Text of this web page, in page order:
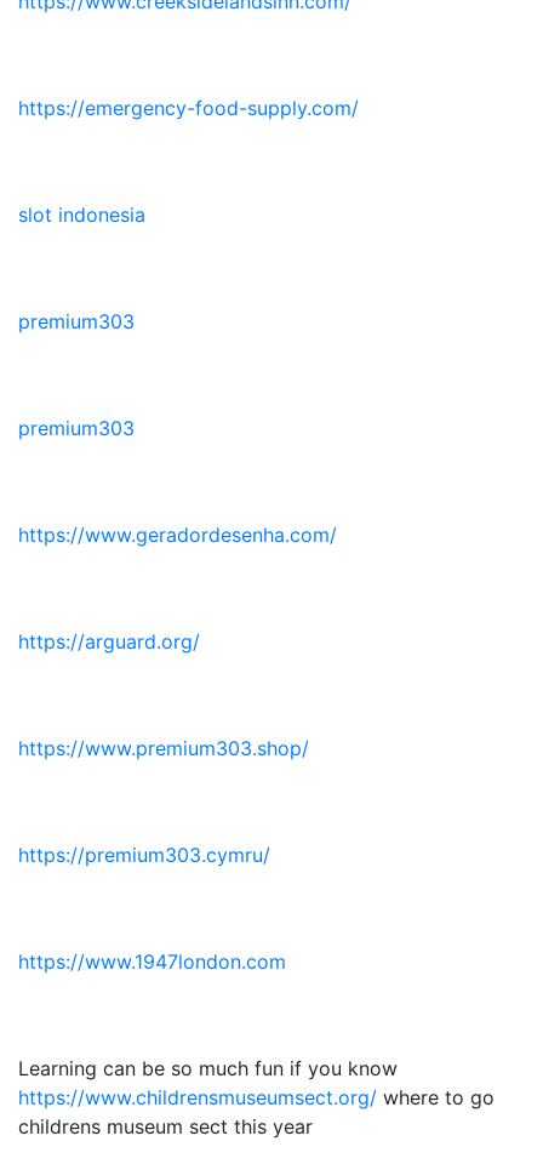
https://emergency-food-supply.com/
slot indonesia
premium303
premium303
https://www.geradordesenha.com/
https://arguard.org/
https://www.premium303.shop/
https://premium303.cymru/
https://www.1947london.com
Learning can be so much fun if you know
https://www.childrensmuseumsect.org/ where to go
childrens museum sect this year